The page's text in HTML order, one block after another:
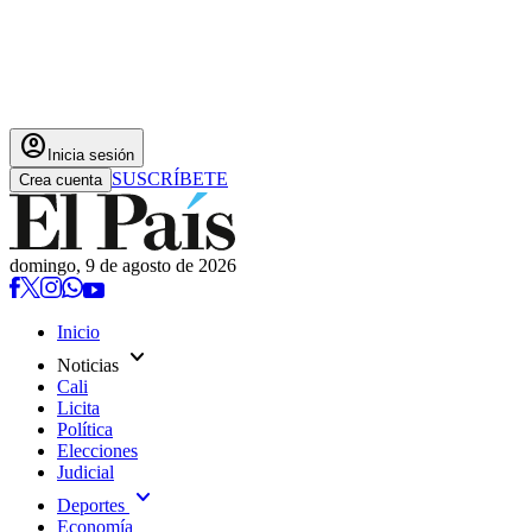
account_circle Inicia sesión
Crea cuenta SUSCRÍBETE
domingo, 9 de agosto de 2026
Inicio
Noticias expand_more
Cali
Licita
Política
Elecciones
Judicial
Deportes expand_more
Economía